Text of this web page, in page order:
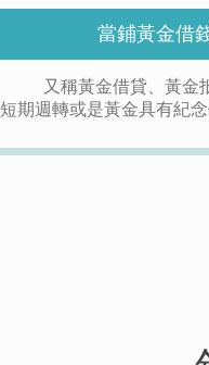
當鋪黃金借
又稱黃金借貸、黃金
短期週轉或是黃金具有紀